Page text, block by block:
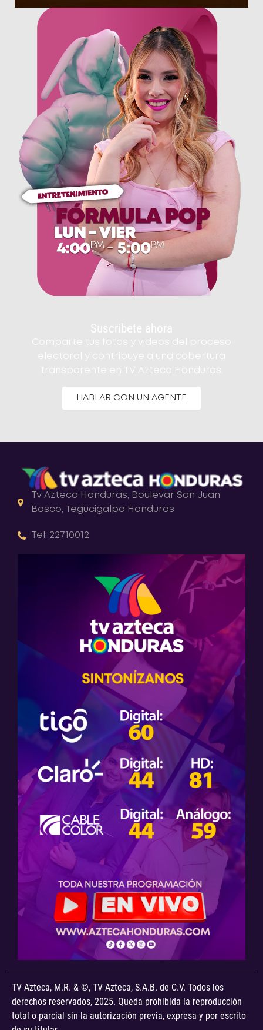
Suscribete ahora
Comparte tus fotos y videos del proceso
electoral y contribuye a una cobertura
transparente en TV Azteca Honduras.
HABLAR CON UN AGENTE
Tv Azteca Honduras, Boulevar San Juan
Bosco, Tegucigalpa Honduras
Tel: 22710012
TV Azteca, M.R. & ©, TV Azteca, S.A.B. de C.V. Todos los
derechos reservados, 2025. Queda prohibida la reproducción
total o parcial sin la autorización previa, expresa y por escrito